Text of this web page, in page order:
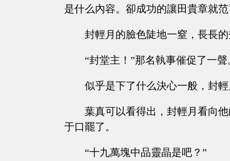
是什么內容。卻成功的讓田貴章就
封輕月的臉色陡地一窒，長長
“封堂主！”那名執事催促了一聲
似乎是下了什么決心一般，封
葉真可以看得出，封輕月看向
于口罷了。
“十九萬塊中品靈晶是吧？”